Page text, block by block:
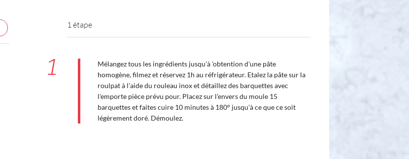
1 étape
1
Mélangez tous les ingrédients jusqu'à 'obtention d'une pâte
homogène, filmez et réservez 1h au réfrigérateur. Etalez la pâte sur la
roulpat à l'aide du rouleau inox et détaillez des barquettes avec
l'emporte pièce prévu pour. Placez sur l'envers du moule 15
barquettes et faites cuire 10 minutes à 180° jusqu'à ce que ce soit
légèrement doré. Démoulez.